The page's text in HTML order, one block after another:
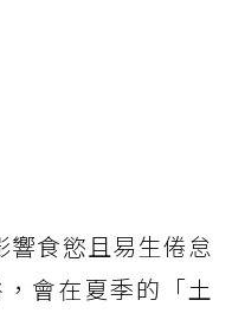
響食慾且易生倦怠
會在夏季的「土